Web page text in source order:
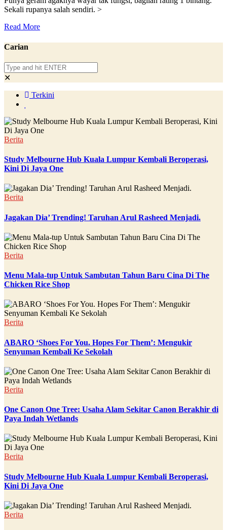
Sekali rupanya salah sendiri. >
Read More
Carian
✕
Terkini
Berita
Study Melbourne Hub Kuala Lumpur Kembali Beroperasi,
Kini Di Jaya One
Berita
Jagakan Dia’ Trending! Taruhan Arul Rasheed Menjadi.
Berita
Menu Mala-tup Untuk Sambutan Tahun Baru Cina Di The
Chicken Rice Shop
Berita
ABARO ‘Shoes For You. Hopes For Them’: Mengukir
Senyuman Kembali Ke Sekolah
Berita
One Canon One Tree: Usaha Alam Sekitar Canon Berakhir di
Paya Indah Wetlands
Berita
Study Melbourne Hub Kuala Lumpur Kembali Beroperasi,
Kini Di Jaya One
Berita